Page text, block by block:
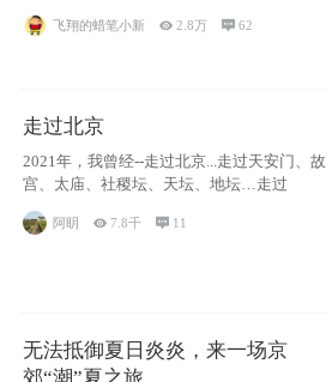
飞翔的蜡笔小新 2.8万 62
走过北京
2021年，我曾经--走过北京...走过天安门、故
宫、太庙、社稷坛、天坛、地坛…走过
阿眀 7.8千  11
无法抵御夏日炎炎，来一场京